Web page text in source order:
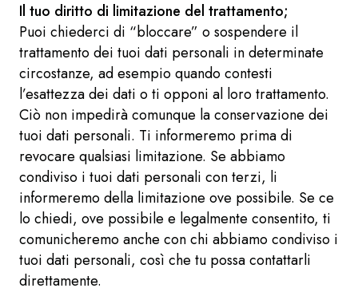
Il tuo diritto di limitazione del trattamento;
Puoi chiederci di “bloccare” o sospendere il
trattamento dei tuoi dati personali in determinate
circostanze, ad esempio quando contesti
l’esattezza dei dati o ti opponi al loro trattamento.
Ciò non impedirà comunque la conservazione dei
tuoi dati personali. Ti informeremo prima di
revocare qualsiasi limitazione. Se abbiamo
condiviso i tuoi dati personali con terzi, li
informeremo della limitazione ove possibile. Se ce
lo chiedi, ove possibile e legalmente consentito, ti
comunicheremo anche con chi abbiamo condiviso i
tuoi dati personali, così che tu possa contattarli
direttamente.